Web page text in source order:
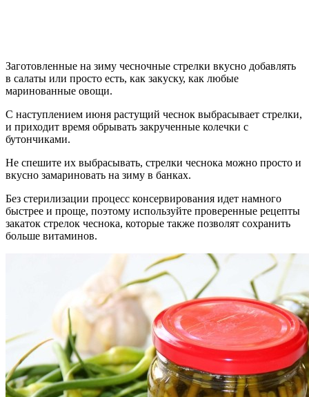
Заготовленные на зиму чесночные стрелки вкусно добавлять
в салаты или просто есть, как закуску, как любые
маринованные овощи.
С наступлением июня растущий чеснок выбрасывает стрелки,
и приходит время обрывать закрученные колечки с
бутончиками.
Не спешите их выбрасывать, стрелки чеснока можно просто и
вкусно замариновать на зиму в банках.
Без стерилизации процесс консервирования идет намного
быстрее и проще, поэтому используйте проверенные рецепты
закаток стрелок чеснока, которые также позволят сохранить
больше витаминов.